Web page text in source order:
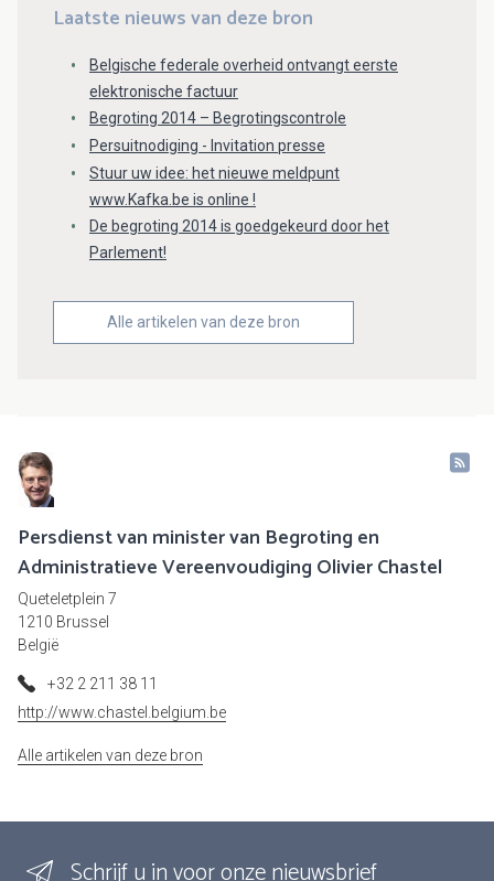
Laatste nieuws van deze bron
Belgische federale overheid ontvangt eerste
elektronische factuur
Begroting 2014 – Begrotingscontrole
Persuitnodiging - Invitation presse
Stuur uw idee: het nieuwe meldpunt
www.Kafka.be is online !
De begroting 2014 is goedgekeurd door het
Parlement!
Alle artikelen van deze bron
Persdienst van minister van Begroting en
Administratieve Vereenvoudiging Olivier Chastel
Queteletplein 7
1210 Brussel
België
+32 2 211 38 11
http://www.chastel.belgium.be
Alle artikelen van deze bron
Schrijf u in voor onze nieuwsbrief